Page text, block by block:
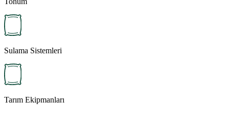
Sulama Sistemleri
Tarım Ekipmanları